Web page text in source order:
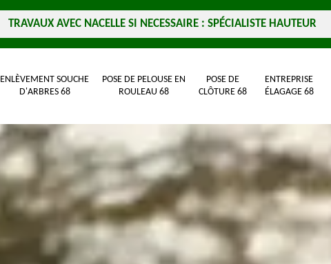
TRAVAUX AVEC NACELLE SI NECESSAIRE : SPÉCIALISTE HAUTEUR
ENLÈVEMENT SOUCHE
D'ARBRES 68
POSE DE PELOUSE EN
ROULEAU 68
POSE DE
CLÔTURE 68
ENTREPRISE
ÉLAGAGE 68